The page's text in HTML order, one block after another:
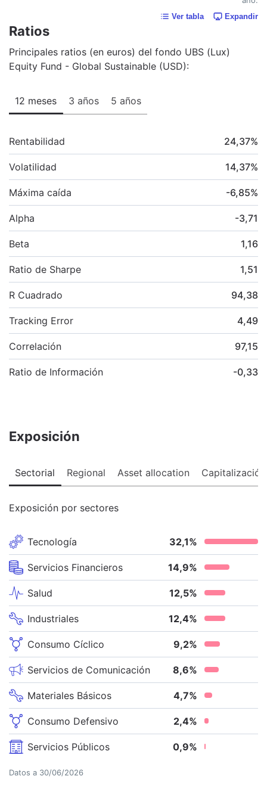
Ver tabla Expandir
Ratios
Principales ratios (en euros) del fondo UBS (Lux)
Equity Fund - Global Sustainable (USD):
12 meses 3 años 5 años
Rentabilidad 24,37%
Volatilidad 14,37%
Máxima caída -6,85%
Alpha -3,71
Beta 1,16
Ratio de Sharpe 1,51
R Cuadrado 94,38
Tracking Error 4,49
Correlación 97,15
Ratio de Información -0,33
Exposición
Sectorial Regional Asset allocation Capitalización
Exposición por sectores
Tecnología 32,1%
Servicios Financieros 14,9%
Salud 12,5%
Industriales 12,4%
Consumo Cíclico 9,2%
Servicios de Comunicación 8,6%
Materiales Básicos 4,7%
Consumo Defensivo 2,4%
Servicios Públicos 0,9%
Datos a 30/06/2026